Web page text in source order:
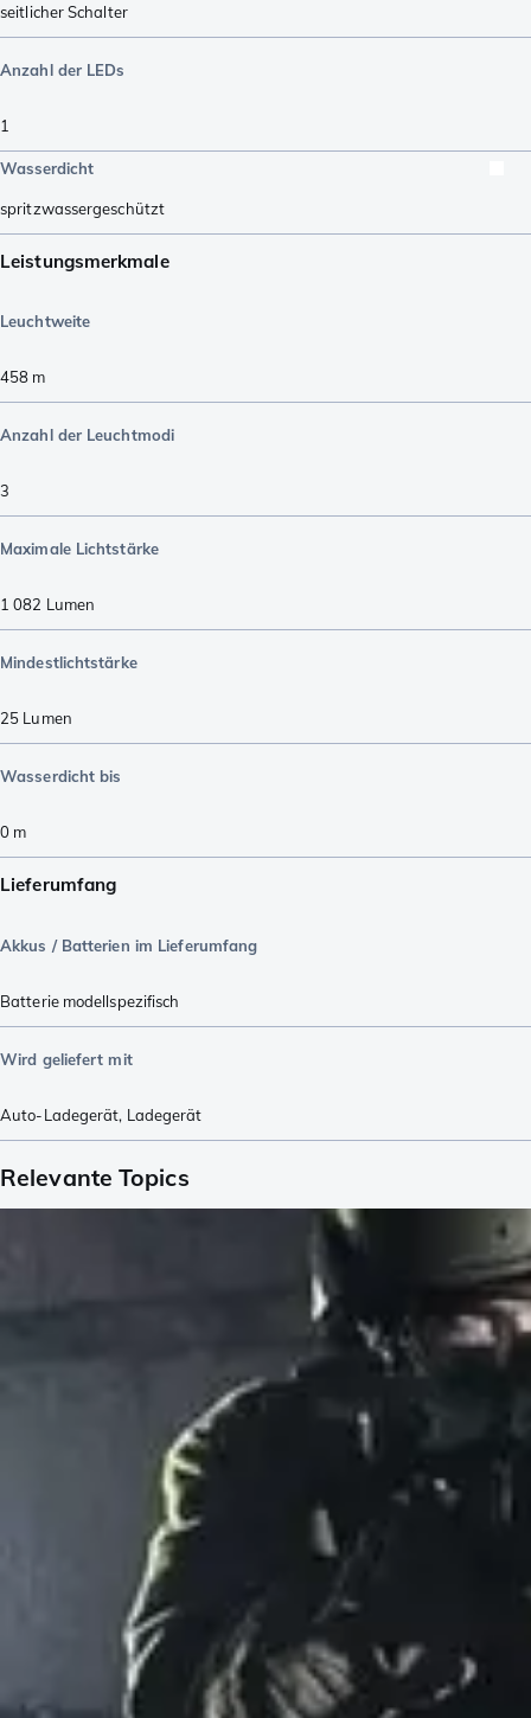
seitlicher Schalter
Anzahl der LEDs
1
Wasserdicht
spritzwassergeschützt
Leistungsmerkmale
Leuchtweite
458 m
Anzahl der Leuchtmodi
3
Maximale Lichtstärke
1 082 Lumen
Mindestlichtstärke
25 Lumen
Wasserdicht bis
0 m
Lieferumfang
Akkus / Batterien im Lieferumfang
Batterie modellspezifisch
Wird geliefert mit
Auto-Ladegerät, Ladegerät
Relevante Topics